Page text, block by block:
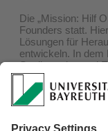
Die „Mission: Hilf
Founders statt.
Lösungen für
entwickeln. In dem
Studierenden und
auszutauschen,
vernetzen.
Inspirierende
Austausch